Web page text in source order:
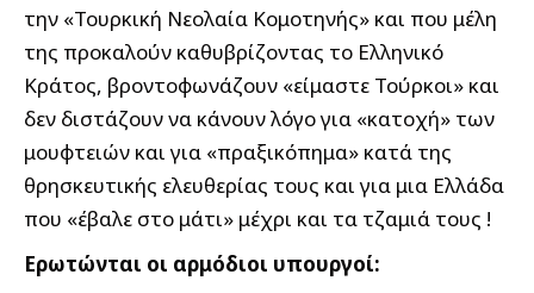
την «Τουρκική Νεολαία Κομοτηνής» και που μέλη
της προκαλούν καθυβρίζοντας το Ελληνικό
Κράτος, βροντοφωνάζουν «είμαστε Τούρκοι» και
δεν διστάζουν να κάνουν λόγο για «κατοχή» των
μουφτειών και για «πραξικόπημα» κατά της
θρησκευτικής ελευθερίας τους και για μια Ελλάδα
που «έβαλε στο μάτι» μέχρι και τα τζαμιά τους !
Ερωτώνται οι αρμόδιοι υπουργοί: